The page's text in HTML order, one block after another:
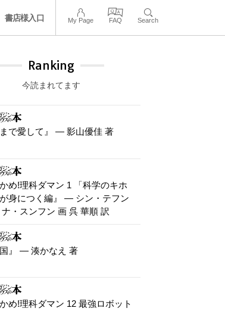
書店様入口 My Page FAQ Search
Ranking
今読まれてます
まで愛して』 — 影山優佳 著
かめ!理科ダマン 1 「科学のキホ
身につく編』 — シン・テフン
ナ・スンフン 画 呉 華順 訳
国』 — 湊かなえ 著
かめ!理科ダマン 12 最強ロボット